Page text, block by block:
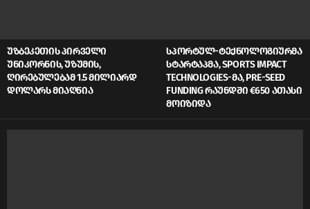
ᲣᲖᲑᲔᲙᲔᲗᲘᲡ ᲞᲘᲠᲕᲔᲚᲘ
ᲣᲜᲘᲙᲝᲠᲜᲘᲡ, ᲣᲖᲣᲛᲘᲡ,
ᲦᲘᲠᲔᲑᲣᲚᲔᲑᲐᲛ 1.5 ᲛᲘᲚᲘᲐᲠᲓ
ᲓᲝᲚᲐᲠᲡ ᲛᲘᲐᲦᲬᲘᲐ
ᲡᲞᲝᲠᲢᲣᲚ-ᲢᲔᲥᲜᲝᲚᲝᲒᲘᲣᲠᲛᲐ
ᲡᲢᲐᲠᲢᲐᲞᲛᲐ, SPORTS IMPACT
TECHNOLOGIES-ᲛᲐ, PRE-SEED
FUNDING ᲠᲐᲣᲜᲓᲨᲘ €650 ᲐᲗᲐᲡᲘ
ᲛᲝᲘᲖᲘᲓᲐ